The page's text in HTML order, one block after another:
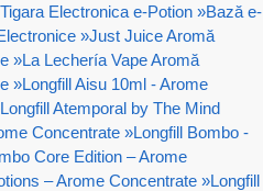
Electronica e-Potion »Bază e-
»Just Juice Aromă
»La Lechería Vape Aromă
»Longfill Aisu 10ml - Arome
Longfill Atemporal by The Mind
Concentrate »Longfill Bombo -
Core Edition – Arome
– Arome Concentrate »Longfill